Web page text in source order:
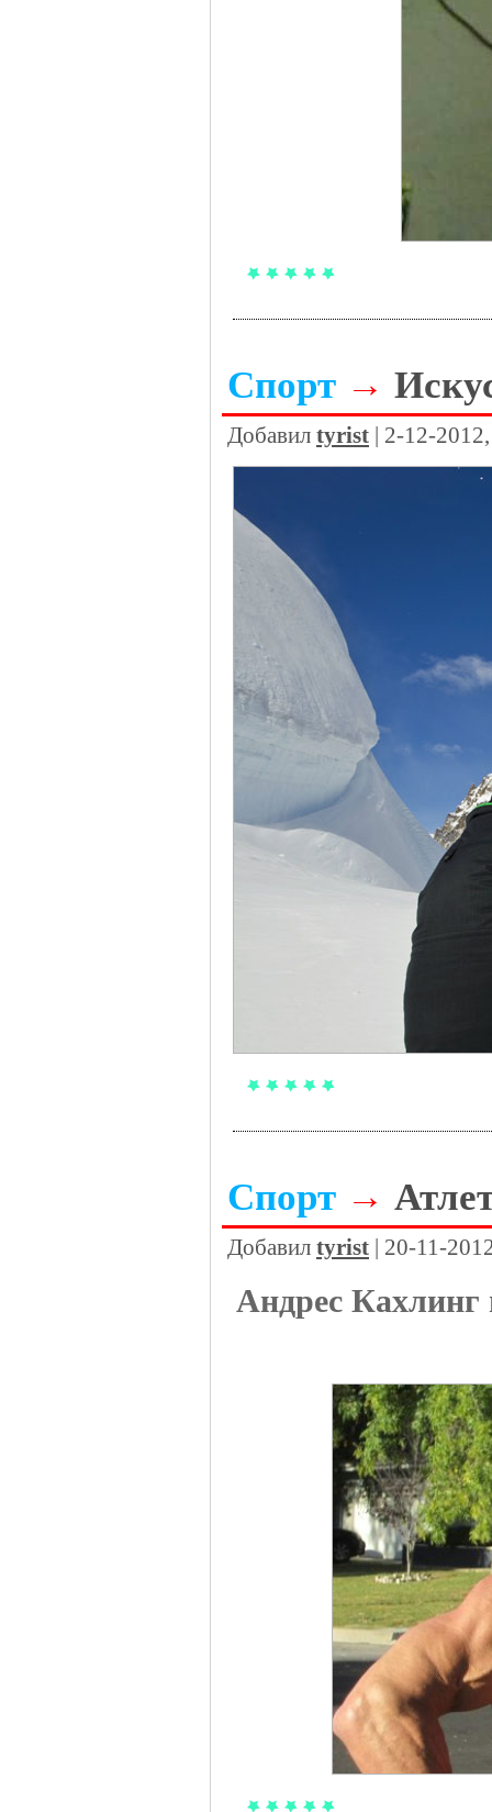
Спорт →
Добавил tyrist | 2-12-
Спорт →
Добавил tyrist | 20-11-
Андрес Кахлинг